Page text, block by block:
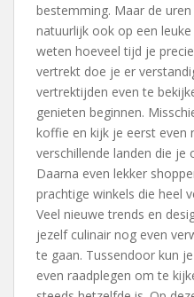
bestemming. Maar de
natuurlijk ook op een
weten hoeveel tijd je
vertrekt doe je er
vertrektijden even te
genieten beginnen.
koffie en kijk je eerst even
verschillende landen die je
Daarna even lekker
prachtige winkels die heel
Veel nieuwe trends en
jezelf culinair nog even
te gaan. Tussendoor kun
even raadplegen om te